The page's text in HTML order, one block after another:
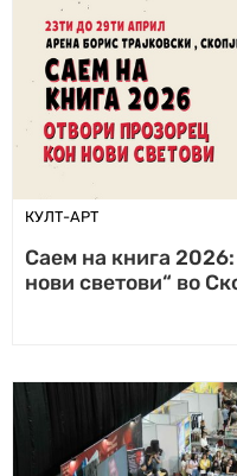
КУЛТ-АРТ
Саем на книга
нови светови“ во